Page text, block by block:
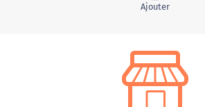
Ajouter